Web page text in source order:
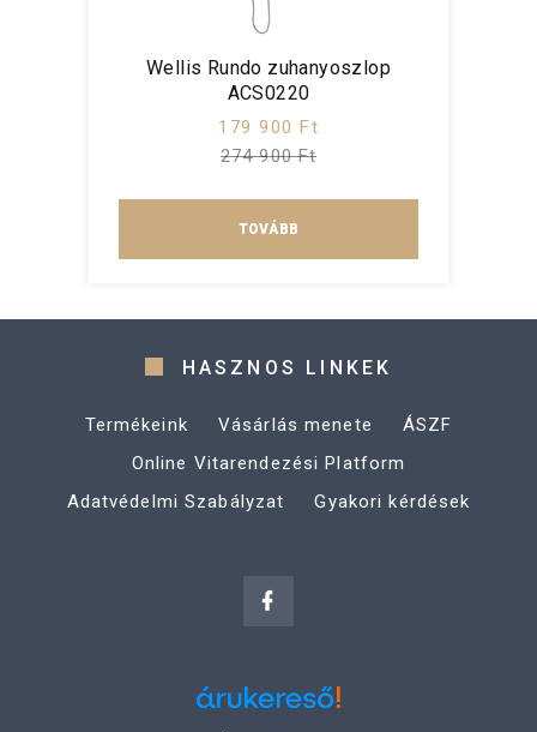
Wellis Rundo zuhanyoszlop
ACS0220
179 900 Ft
274 900 Ft
TOVÁBB
HASZNOS LINKEK
Termékeink Vásárlás menete
ÁSZF
Online Vitarendezési Platform
Adatvédelmi Szabályzat
Gyakori kérdések